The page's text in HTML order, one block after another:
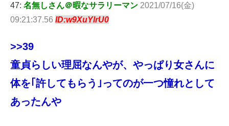
47: 名無しさん＠暇なサラリーマン 2021/07/16(金)
09:21:37.56 ID:w9XuYlrU0
>>39
童貞らしい理屈なんやが、やっぱり女さんに
体を｢許してもらう｣ってのが一つ憧れとして
あったんや